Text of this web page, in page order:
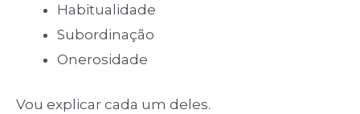
Habitualidade
Subordinação
Onerosidade
Vou explicar cada um deles.